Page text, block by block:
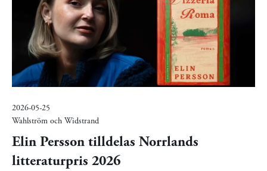
2026-05-25
Wahlström och Widstrand
Elin Persson tilldelas Norrlands
litteraturpris 2026